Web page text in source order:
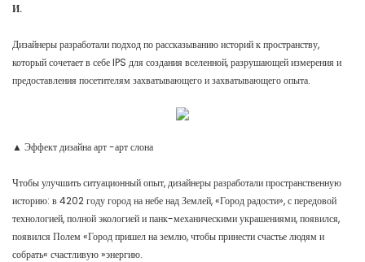
И.
Дизайнеры разработали подход по рассказыванию историй к пространству,
который сочетает в себе IPS для создания вселенной, разрушающей измерения и
предоставления посетителям захватывающего и захватывающего опыта.
▲ Эффект дизайна арт -арт слона
Чтобы улучшить ситуационный опыт, дизайнеры разработали пространственную
историю: в 4202 году город на небе над Землей, «Город радости», с передовой
технологией, полной экологией и панк-механическими украшениями, появился,
появился Полем «Город пришел на землю, чтобы принести счастье людям и
собрать« счастливую »энергию.